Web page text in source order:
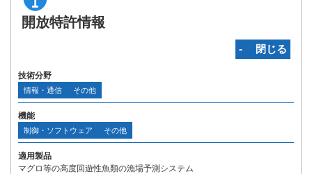
開放特許情報
‐ 閉じる
技術分野
情報・通信 その他
機能
制御・ソフトウェア その他
適用製品
マグロ等の高度回遊性魚類の漁場予測システム